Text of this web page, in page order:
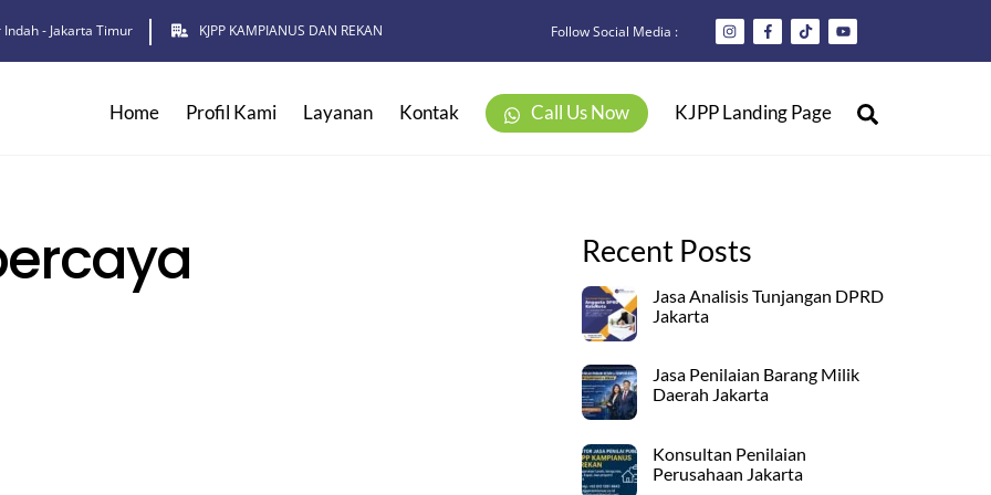
Indah - Jakarta Timur KJPP KAMPIANUS DAN REKAN Follow Social Media :
Home Profil Kami Layanan Kontak Call Us Now KJPP Landing Page
Recent Posts
Jasa Analisis Tunjangan DPRD
Jakarta
Jasa Penilaian Barang Milik
Daerah Jakarta
Konsultan Penilaian
Perusahaan Jakarta